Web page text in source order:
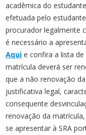
acadêmica do
efetuada pelo
procurador legalmente
é necessário a
Aqui e confira a lista
matrícula deverá ser
que a não renovação
justificativa legal,
consequente
renovação da
se apresentar à SRA